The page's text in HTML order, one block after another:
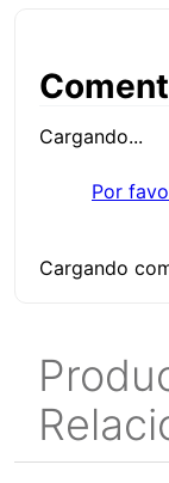
Cargando...
Por
Cargando